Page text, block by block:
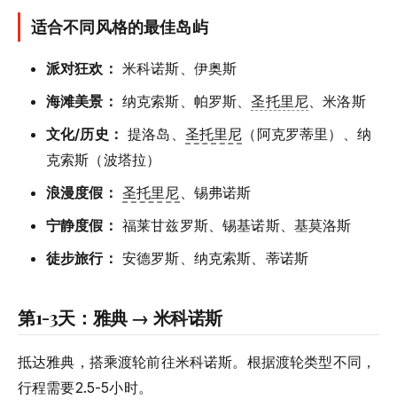
适合不同风格的最佳岛屿
派对狂欢： 米科诺斯、伊奥斯
海滩美景： 纳克索斯、帕罗斯、圣托里尼、米洛斯
文化/历史： 提洛岛、 圣托里尼 （阿克罗蒂里）、纳
克索斯（波塔拉）
浪漫度假： 圣托里尼、锡弗诺斯
宁静度假： 福莱甘兹罗斯、锡基诺斯、基莫洛斯
徒步旅行： 安德罗斯、纳克索斯、蒂诺斯
第1-3天：雅典 → 米科诺斯
抵达雅典，搭乘渡轮前往米科诺斯。根据渡轮类型不同，
行程需要2.5-5小时。